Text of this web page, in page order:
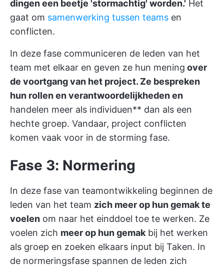
dingen een beetje 'stormachtig' worden.' Het
gaat om samenwerking tussen teams en
conflicten.
In deze fase communiceren de leden van het
team met elkaar en geven ze hun mening over
de voortgang van het project. Ze bespreken
hun rollen en verantwoordelijkheden en
handelen meer als individuen** dan als een
hechte groep. Vandaar, project conflicten
komen vaak voor in de storming fase.
Fase 3: Normering
In deze fase van teamontwikkeling beginnen de
leden van het team zich meer op hun gemak te
voelen om naar het einddoel toe te werken. Ze
voelen zich meer op hun gemak bij het werken
als groep en zoeken elkaars input bij Taken. In
de normeringsfase spannen de leden zich